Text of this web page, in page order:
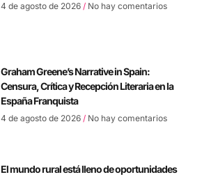
4 de agosto de 2026 No hay comentarios
Graham Greene’s Narrative in Spain:
Censura, Crítica y Recepción Literaria en la
España Franquista
4 de agosto de 2026 No hay comentarios
El mundo rural está lleno de oportunidades